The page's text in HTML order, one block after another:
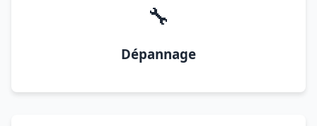
🔧
Dépannage